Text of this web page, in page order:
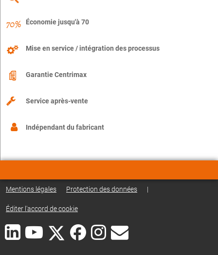
Économie jusqu'à 70
Mise en service / intégration des processus
Garantie Centrimax
Service après-vente
Indépendant du fabricant
Mentions légales Protection des données |
Éditer l'accord de cookie